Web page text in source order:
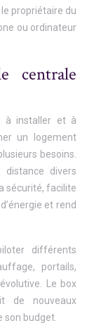
propriétaire du
ou ordinateur
centrale
à installer et à
un logement
besoins.
divers
sécurité, facilite
et rend
différents
portails,
Le box
de nouveaux
son budget.